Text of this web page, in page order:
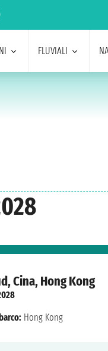
FLUVIALI
Cina, Hong Kong
Hong Kong